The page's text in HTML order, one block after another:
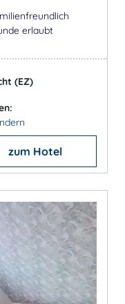
erlaubt
(EZ)
zum Hotel